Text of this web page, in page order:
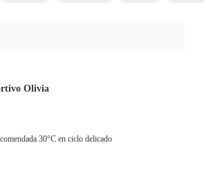
Olivia
30°C en ciclo delicado